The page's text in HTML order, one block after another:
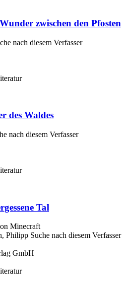
zwischen den Pfosten
nach diesem Verfasser
des Waldes
nach diesem Verfasser
Tal
Minecraft
Philipp Suche nach diesem Verfasser
GmbH